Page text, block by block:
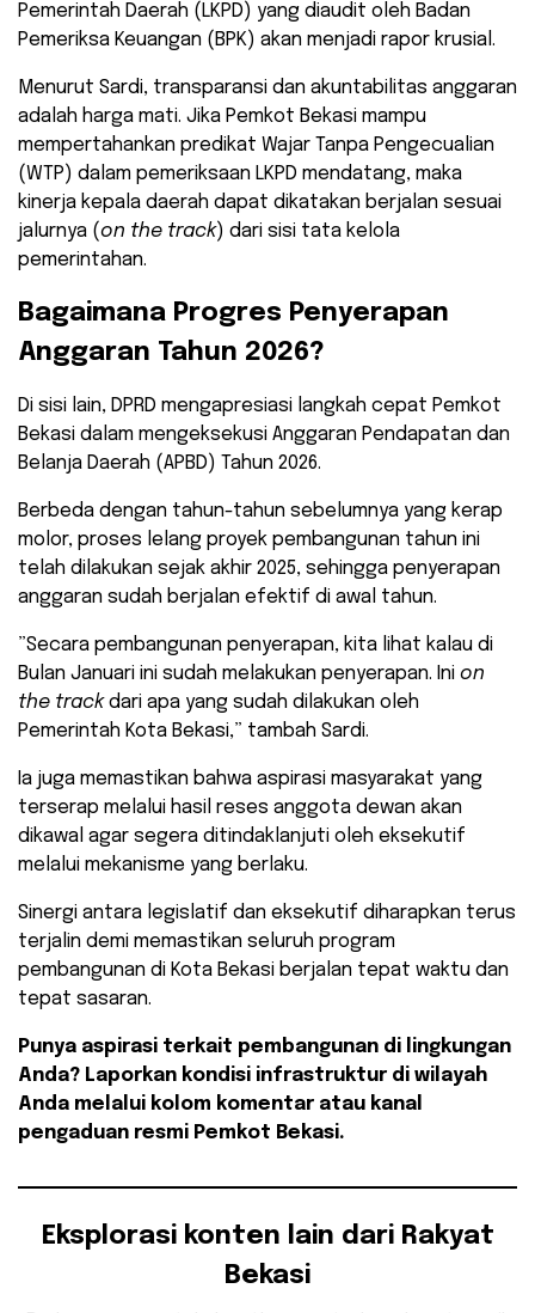
Pemerintah Daerah (LKPD) yang diaudit oleh Badan
Pemeriksa Keuangan (BPK) akan menjadi rapor krusial.
​Menurut Sardi, transparansi dan akuntabilitas anggaran
adalah harga mati. Jika Pemkot Bekasi mampu
mempertahankan predikat Wajar Tanpa Pengecualian
(WTP) dalam pemeriksaan LKPD mendatang, maka
kinerja kepala daerah dapat dikatakan berjalan sesuai
jalurnya (on the track) dari sisi tata kelola
pemerintahan.
​Bagaimana Progres Penyerapan
Anggaran Tahun 2026?
​Di sisi lain, DPRD mengapresiasi langkah cepat Pemkot
Bekasi dalam mengeksekusi Anggaran Pendapatan dan
Belanja Daerah (APBD) Tahun 2026.
Berbeda dengan tahun-tahun sebelumnya yang kerap
molor, proses lelang proyek pembangunan tahun ini
telah dilakukan sejak akhir 2025, sehingga penyerapan
anggaran sudah berjalan efektif di awal tahun.
​”Secara pembangunan penyerapan, kita lihat kalau di
Bulan Januari ini sudah melakukan penyerapan. Ini on
the trackdari apa yang sudah dilakukan oleh
Pemerintah Kota Bekasi,” tambah Sardi.
​Ia juga memastikan bahwa aspirasi masyarakat yang
terserap melalui hasil reses anggota dewan akan
dikawal agar segera ditindaklanjuti oleh eksekutif
melalui mekanisme yang berlaku.
​Sinergi antara legislatif dan eksekutif diharapkan terus
terjalin demi memastikan seluruh program
pembangunan di Kota Bekasi berjalan tepat waktu dan
tepat sasaran.
Punya aspirasi terkait pembangunan di lingkungan
Anda? Laporkan kondisi infrastruktur di wilayah
Anda melalui kolom komentar atau kanal
pengaduan resmi Pemkot Bekasi.
Eksplorasi konten lain dari Rakyat
Bekasi